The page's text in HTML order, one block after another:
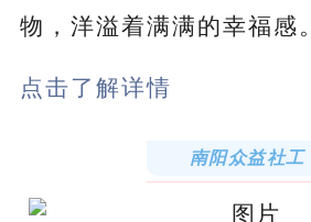
物，洋溢着满满的幸福感。
点击了解详情
南阳众益社工